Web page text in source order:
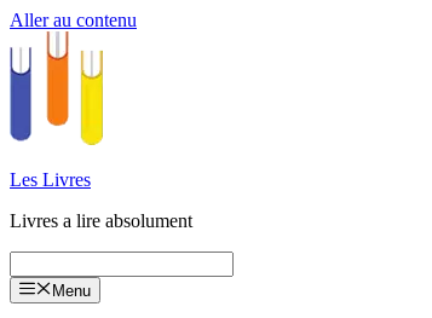
Aller au contenu
Les Livres
Livres a lire absolument
Menu